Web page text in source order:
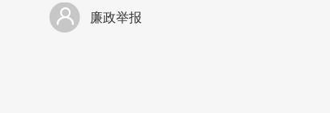
廉政举报